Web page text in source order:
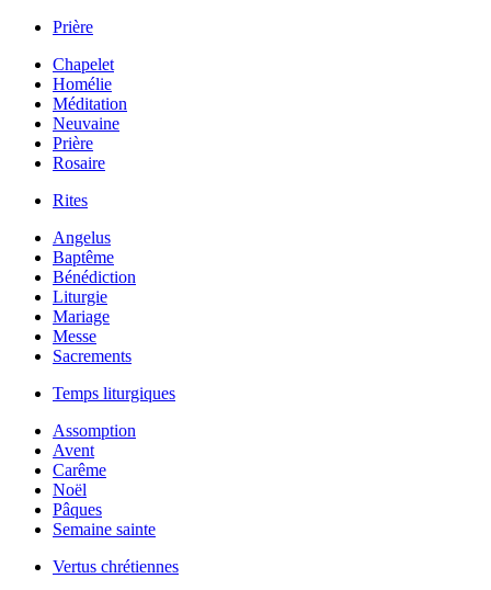
Prière
Chapelet
Homélie
Méditation
Neuvaine
Prière
Rosaire
Rites
Angelus
Baptême
Bénédiction
Liturgie
Mariage
Messe
Sacrements
Temps liturgiques
Assomption
Avent
Carême
Noël
Pâques
Semaine sainte
Vertus chrétiennes